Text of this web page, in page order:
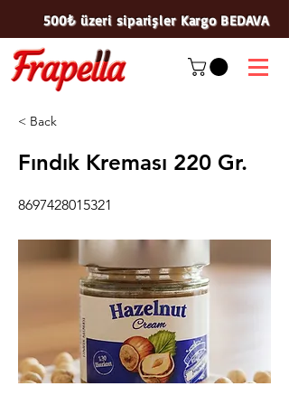
500₺ üzeri siparişler Kargo BEDAVA
< Back
Fındık Kreması 220 Gr.
8697428015321